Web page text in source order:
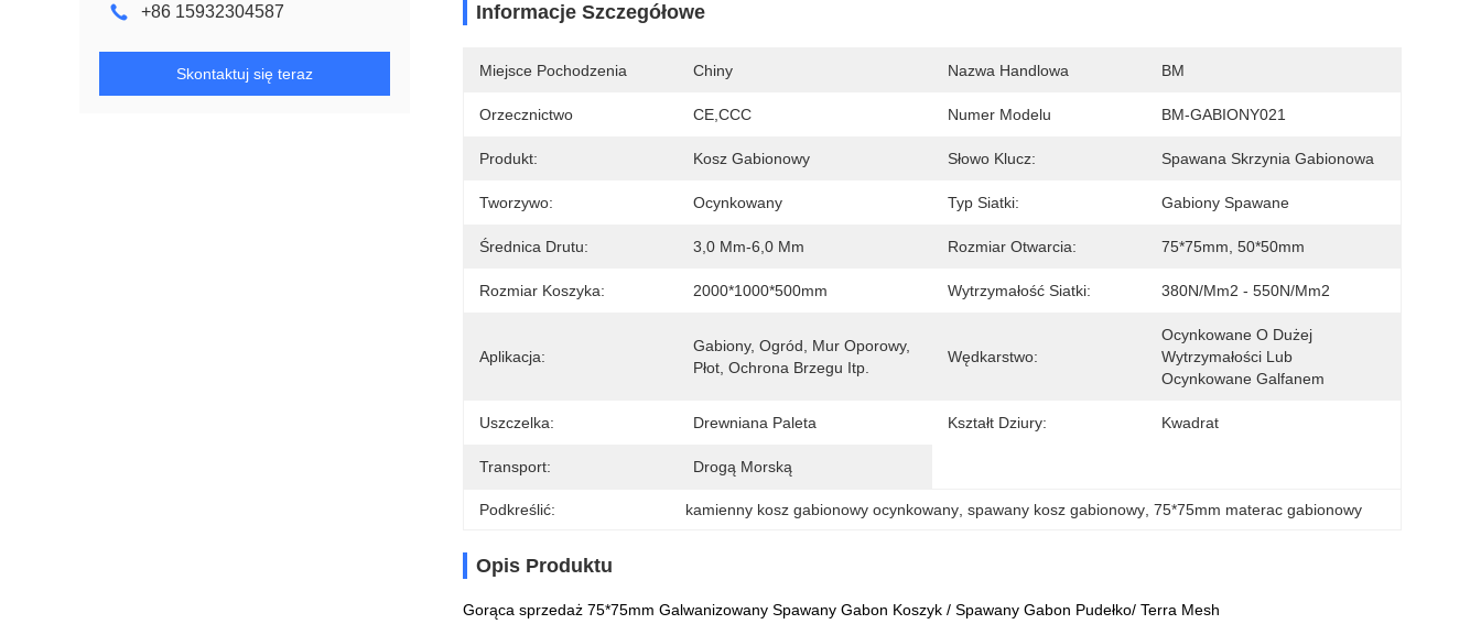
+86 15932304587
Skontaktuj się teraz
Informacje Szczegółowe
Miejsce Pochodzenia Chiny Nazwa Handlowa BM
Orzecznictwo CE,CCC Numer Modelu BM-GABIONY021
Produkt: Kosz Gabionowy Słowo Klucz: Spawana Skrzynia Gabionowa
Tworzywo: Ocynkowany Typ Siatki: Gabiony Spawane
Średnica Drutu: 3,0 Mm-6,0 Mm Rozmiar Otwarcia: 75*75mm, 50*50mm
Rozmiar Koszyka: 2000*1000*500mm Wytrzymałość Siatki: 380N/mm2 - 550N/mm2
Aplikacja:
Gabiony, Ogród, Mur Oporowy,
Płot, Ochrona Brzegu Itp.
Wędkarstwo:
Ocynkowane O Dużej
Wytrzymałości Lub
Ocynkowane Galfanem
Uszczelka: Drewniana Paleta Kształt Dziury: Kwadrat
Transport: Drogą Morską
Podkreślić: kamienny kosz gabionowy ocynkowany , spawany kosz gabionowy , 75*75mm materac gabionowy
Opis Produktu
Gorąca sprzedaż 75*75mm Galwanizowany Spawany Gabon Koszyk / Spawany Gabon Pudełko/ Terra Mesh